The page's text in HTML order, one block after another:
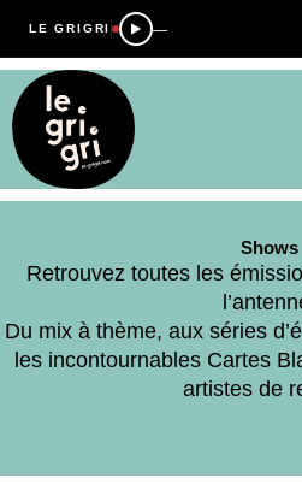
LE GRIGRI —
Shows
Retrouvez toutes les
Du mix à thème, aux séries
les incontournables Cartes
artistes de